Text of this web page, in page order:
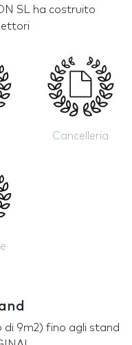
SL ha costruito
Cancelleria
di 9m2) fino agli stand